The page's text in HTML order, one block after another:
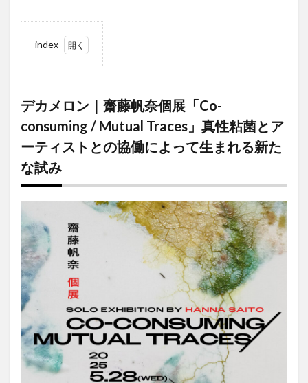
index
1
デカ
「Co-
consuming
/ Mutual
Traces」真
性粘菌とア
ーティスト
デカメロン｜齋藤帆奈個展「Co-
consuming / Mutual Traces」真性粘菌とア
ーティストとの協働によって生まれる新た
な試み